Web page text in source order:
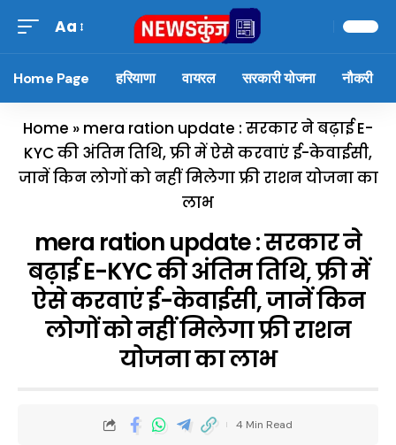
Aa
Home Page हरियाणा वायरल सरकारी योजना नौकरी
Home » mera ration update : सरकार ने बढ़ाई E-
KYC की अंतिम तिथि, फ्री में ऐसे करवाएं ई-केवाईसी,
जानें किन लोगों को नहीं मिलेगा फ्री राशन योजना का
लाभ
mera ration update : सरकार ने
बढ़ाई E-KYC की अंतिम तिथि, फ्री में
ऐसे करवाएं ई-केवाईसी, जानें किन
लोगों को नहीं मिलेगा फ्री राशन
योजना का लाभ
4 Min Read